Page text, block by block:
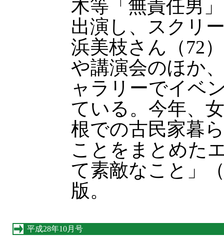
木等「無責任男
出演し、スクリ
浜美枝さん（72
や講演会のほか
ャラリーでイベ
ている。今年、
根での古民家暮
ことをまとめた
て素敵なこと」
版。
平成28年10月号